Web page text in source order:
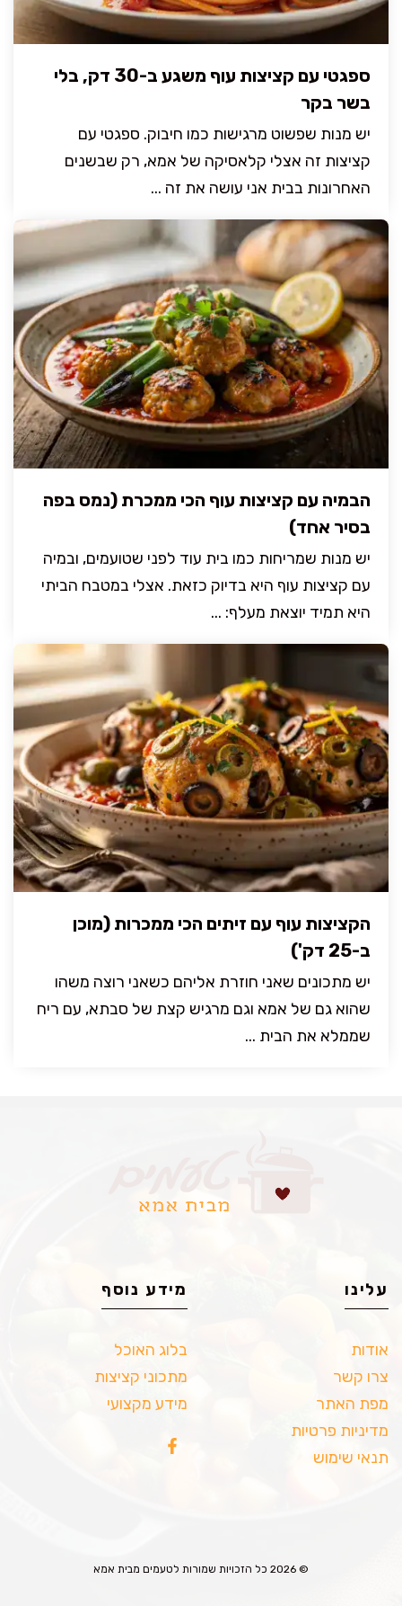
ספגטי עם קציצות עוף משגע ב-30 דק, בלי
בשר בקר
יש מנות שפשוט מרגישות כמו חיבוק. ספגטי עם
קציצות זה אצלי קלאסיקה של אמא, רק שבשנים
האחרונות בבית אני עושה את זה ...
הבמיה עם קציצות עוף הכי ממכרת (נמס בפה
בסיר אחד)
יש מנות שמריחות כמו בית עוד לפני שטועמים, ובמיה
עם קציצות עוף היא בדיוק כזאת. אצלי במטבח הביתי
היא תמיד יוצאת מעלף: ...
הקציצות עוף עם זיתים הכי ממכרות (מוכן
ב-25 דק')
יש מתכונים שאני חוזרת אליהם כשאני רוצה משהו
שהוא גם של אמא וגם מרגיש קצת של סבתא, עם ריח
שממלא את הבית ...
עלינו
אודות
צרו קשר
מפת האתר
מדיניות פרטיות
תנאי שימוש
מידע נוסף
בלוג האוכל
מתכוני קציצות
מידע מקצועי
© 2026 כל הזכויות שמורות לטעמים מבית אמא